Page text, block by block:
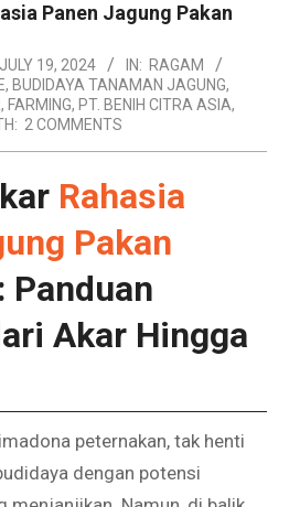
Panen Jagung Pakan
JULY 19, 2024 IN: RAGAM
, BUDIDAYA TANAMAN JAGUNG,
, FARMING, PT. BENIH CITRA ASIA,
2 COMMENTS
Rahasia
Pakan
Panduan
Akar Hingga
peternakan, tak henti
dengan potensi